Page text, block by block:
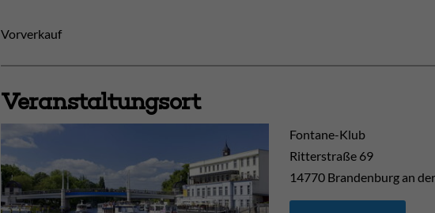
Vorverkauf
Veranstaltungsort
Fontane-Klub
Ritterstraße 69
14770 Brandenburg an